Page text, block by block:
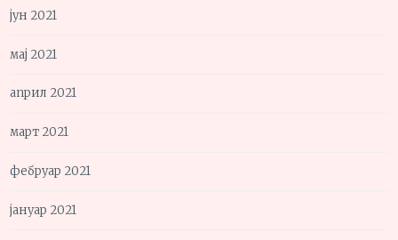
јун 2021
мај 2021
април 2021
март 2021
фебруар 2021
јануар 2021